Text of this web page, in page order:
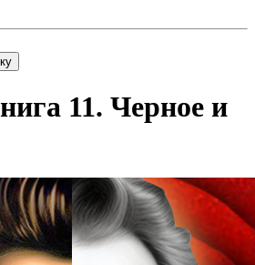
11. Черное и